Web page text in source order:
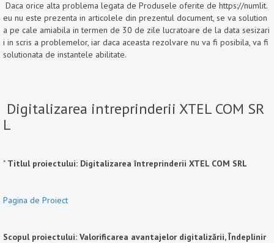
Daca orice alta problema legata de Produsele oferite de https://numlit.
eu nu este prezenta in articolele din prezentul document, se va solution
a pe cale amiabila in termen de 30 de zile lucratoare de la data sesizari
i in scris a problemelor, iar daca aceasta rezolvare nu va fi posibila, va fi
solutionata de instantele abilitate.
Digitalizarea intreprinderii XTEL COM SR
L
" Titlul proiectului: Digitalizarea întreprinderii XTEL COM SRL
Pagina de Proiect
Scopul proiectului: Valorificarea avantajelor digitalizării, Îndeplinir